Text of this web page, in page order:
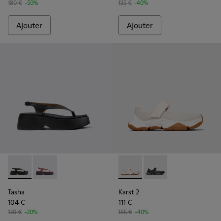
180 € -50%
Ajouter
125 € -40%
Ajouter
Tasha - K201859-001 - Sandales en cuir noires Pour femme.
Tasha - K201859-003
Tasha
104 €
130 € -20%
Karst 2 - K201846-002 -
Karst 2 - K201846-001
Karst 2
111 €
185 € -40%